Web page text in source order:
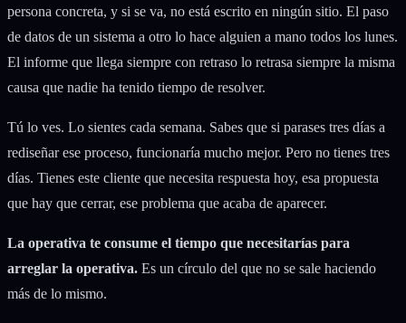
persona concreta, y si se va, no está escrito en ningún sitio. El paso
de datos de un sistema a otro lo hace alguien a mano todos los lunes.
El informe que llega siempre con retraso lo retrasa siempre la misma
causa que nadie ha tenido tiempo de resolver.
Tú lo ves. Lo sientes cada semana. Sabes que si parases tres días a
rediseñar ese proceso, funcionaría mucho mejor. Pero no tienes tres
días. Tienes este cliente que necesita respuesta hoy, esa propuesta
que hay que cerrar, ese problema que acaba de aparecer.
La operativa te consume el tiempo que necesitarías para
arreglar la operativa. Es un círculo del que no se sale haciendo
más de lo mismo.